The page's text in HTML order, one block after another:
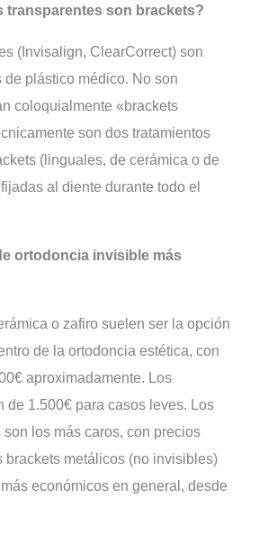
transparentes son brackets?
(Invisalign, ClearCorrect) son
plástico médico. No son
coloquialmente «brackets
son dos tratamientos
(linguales, de cerámica o de
al diente durante todo el
ortodoncia invisible más
o zafiro suelen ser la opción
de la ortodoncia estética, con
aproximadamente. Los
de 1.500€ para casos leves. Los
los más caros, con precios
brackets metálicos (no invisibles)
económicos en general, desde